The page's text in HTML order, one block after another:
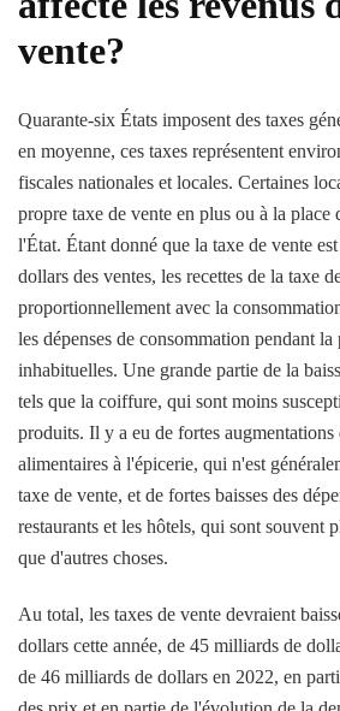
vente?
Quarante-six États imposent des taxes
en moyenne, ces taxes représentent
fiscales nationales et locales. Certaines
propre taxe de vente en plus ou à la place
l'État. Étant donné que la taxe de vente
dollars des ventes, les recettes de la taxe
proportionnellement avec la
les dépenses de consommation pendant la
inhabituelles. Une grande partie de la
tels que la coiffure, qui sont moins
produits. Il y a eu de fortes augmentations
alimentaires à l'épicerie, qui n'est
taxe de vente, et de fortes baisses des
restaurants et les hôtels, qui sont souvent
que d'autres choses.
Au total, les taxes de vente devraient
dollars cette année, de 45 milliards de
de 46 milliards de dollars en 2022, en